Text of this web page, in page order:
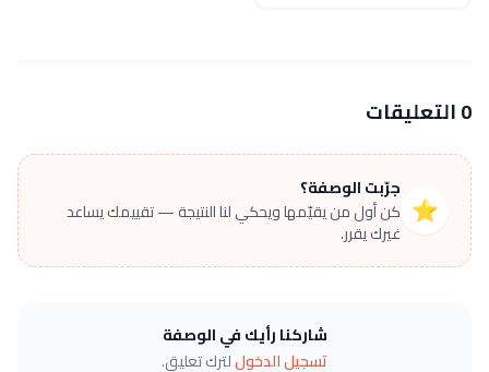
0 التعليقات
⭐
جرّبت الوصفة؟
كن أول من يقيّمها ويحكي لنا النتيجة — تقييمك يساعد
غيرك يقرر.
شاركنا رأيك في الوصفة
تسجيل الدخوللترك تعليق.